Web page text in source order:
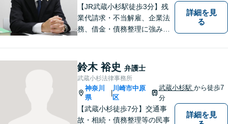
【JR武蔵小杉駅徒歩3分】残
業代請求・不当解雇、企業法
務、借金・債務整理に強み。
も残業代の回収経験アリ。お
電話、メール関わらず素早い
レスポンスを心がけていま
す。【初回の面談無料】【営
業時間外や土日の相談も可】
詳細を見
る
鈴木 裕史 弁護士
武蔵小杉法律事務所
神奈川
県
川崎市中原
区
武蔵小杉駅 から徒歩7
分
【武蔵小杉徒歩7分】交通事
故・相続・債務整理等の民事
詳細を見